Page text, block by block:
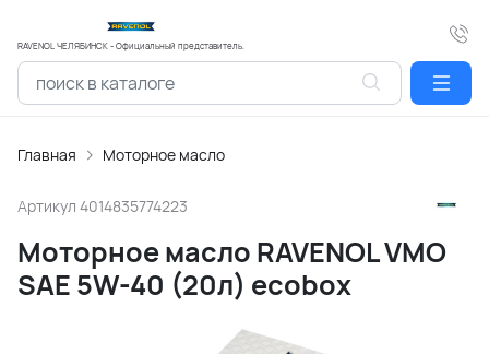
RAVENOL ЧЕЛЯБИНСК - Официальный представитель.
Главная Моторное масло
Артикул 4014835774223
Моторное масло RAVENOL VMO
SAE 5W-40 (20л) ecobox